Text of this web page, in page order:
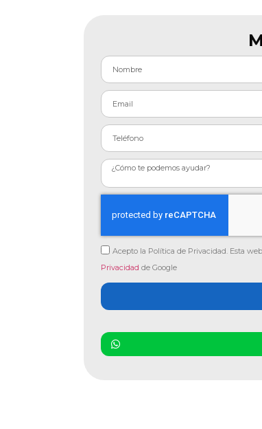
Acepto la Política de Privacidad. Esta
Privacidad de Google